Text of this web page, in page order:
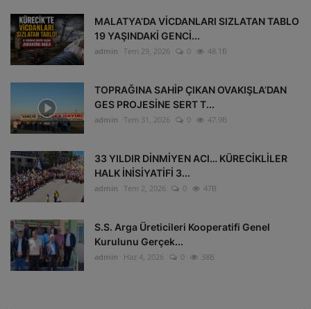
MALATYA’DA VİCDANLARI SIZLATAN TABLO
19 YAŞINDAKİ GENCİ...
admin Tem 29, 2026 0 48.1B
TOPRAĞINA SAHİP ÇIKAN OVAKIŞLA’DAN
GES PROJESİNE SERT T...
admin Tem 31, 2026 0 47.9B
33 YILDIR DİNMİYEN ACI… KÜRECİKLİLER
HALK İNİSİYATİFİ 3...
admin Tem 2, 2026 0 47B
S.S. Arga Üreticileri Kooperatifi Genel
Kurulunu Gerçek...
admin Haz 4, 2026 0 38B